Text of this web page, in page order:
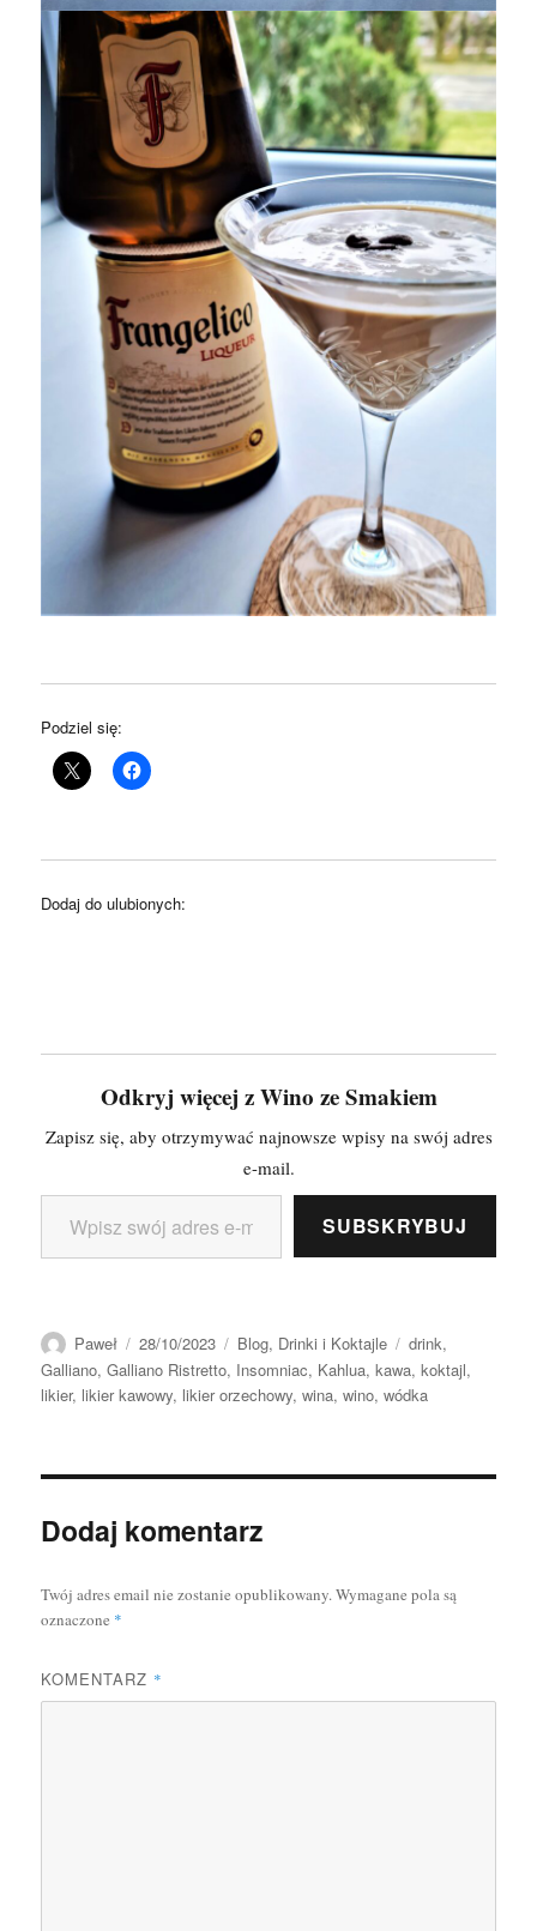
Podziel się:
Dodaj do ulubionych:
Odkryj więcej z Wino ze Smakiem
Zapisz się, aby otrzymywać najnowsze wpisy na swój adres
e-mail.
Wpisz swój adres e-mail…
SUBSKRYBUJ
Autor
Paweł
Data
publikacji
28/10/2023 Kategorie
Blog, Drinki i Koktajle Tagi
drink,
Galliano,Galliano Ristretto, Insomniac, Kahlua,kawa,koktajl,
likier, likier kawowy, likier orzechowy,wina,wino,wódka
Dodaj komentarz
Twój adres email nie zostanie opublikowany.Wymagane pola są
oznaczone *
KOMENTARZ *